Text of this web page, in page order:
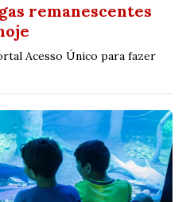
remanescentes
Acesso Único para fazer